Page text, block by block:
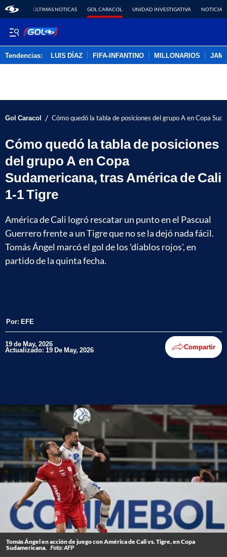
ÚLTIMAS NOTICAS GOL CARACOL UNIDAD INVESTIGATIVA NOTICIAS
Tendencias: LUIS DÍAZ FIFA-INFANTINO MILLONARIOS
Gol Caracol / Cómo quedó la tabla de posiciones del grupo A en Copa
Cómo quedó la tabla de posiciones
del grupo A en Copa
Sudamericana, tras América de Cali
1-1 Tigre
América de Cali logró rescatar un punto en el Pascual
Guerrero frente a un Tigre que no se la dejó nada fácil.
Tomás Ángel marcó el gol de los 'diablos rojos', en
partido de la quinta fecha.
Por: EFE
19 de May, 2026
Actualizado: 19 De May, 2026 Compartir
Tomás Ángel en acción de juego con América de Cali vs. Tigre, en Copa
Sudamericana. Foto: AFP